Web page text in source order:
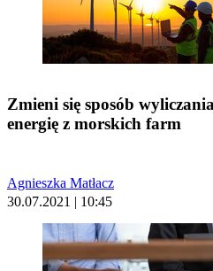
Zmieni się sposób
energię z morskich farm
Agnieszka Matłacz
30.07.2021 | 10:45